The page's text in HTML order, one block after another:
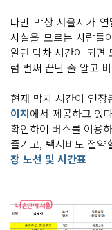
다만 막상 서울시가
사실을 모르는 사람들
알던 막차 시간이 되면
럼 벌써 끝난 줄 알고
현재 막차 시간이 연장
이지에서 제공하고 있
확인하여 버스를 이용
즐기고, 택시비도 절약
장 노선 및 시간표